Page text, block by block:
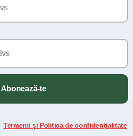
Abonează-te
Termenii și Politica de confidențialitate